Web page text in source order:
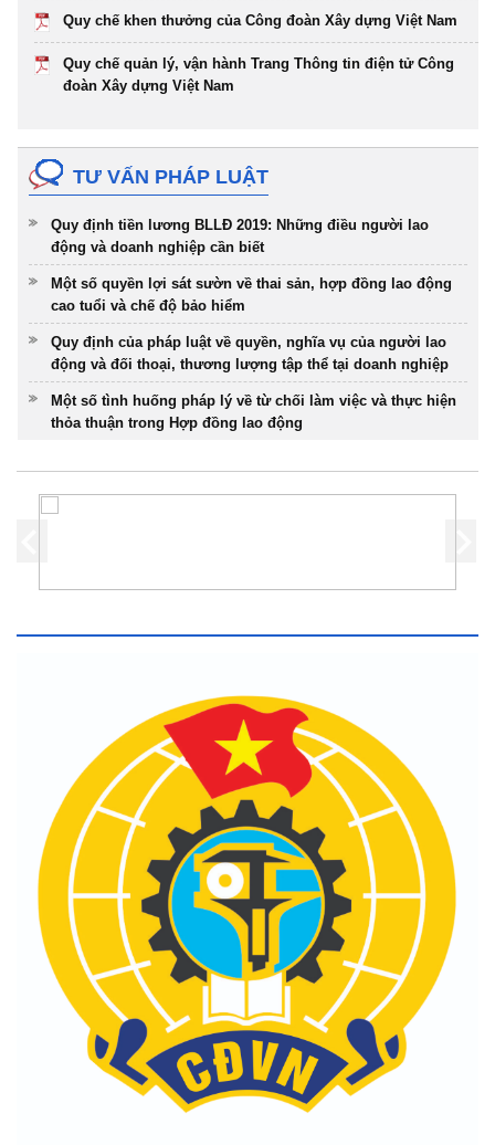
Quy chế khen thưởng của Công đoàn Xây dựng Việt Nam
Quy chế quản lý, vận hành Trang Thông tin điện tử Công
đoàn Xây dựng Việt Nam
TƯ VẤN PHÁP LUẬT
Quy định tiền lương BLLĐ 2019: Những điều người lao
động và doanh nghiệp cần biết
Một số quyền lợi sát sườn về thai sản, hợp đồng lao động
cao tuổi và chế độ bảo hiểm
Quy định của pháp luật về quyền, nghĩa vụ của người lao
động và đối thoại, thương lượng tập thể tại doanh nghiệp
Một số tình huống pháp lý về từ chối làm việc và thực hiện
thỏa thuận trong Hợp đồng lao động